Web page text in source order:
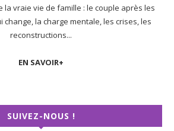
la vraie vie de famille : le couple après les
la charge mentale, les crises, les
reconstructions...
EN SAVOIR+
SUIVEZ-NOUS !